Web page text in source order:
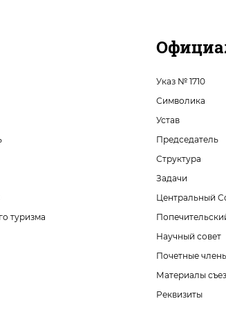
туризма
Указ № 1710
Символика
Устав
Председатель
Структура
Задачи
Центральный
Научный совет
Почетные
Материалы
Реквизиты